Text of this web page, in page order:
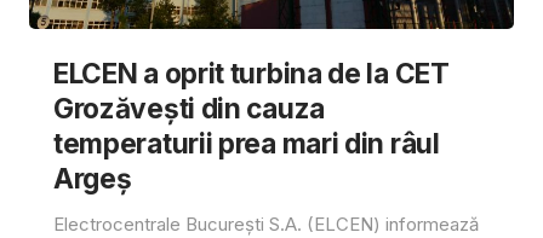
ELCEN a oprit turbina de la CET
Grozăvești din cauza
temperaturii prea mari din râul
Argeș
Electrocentrale București S.A. (ELCEN) informează